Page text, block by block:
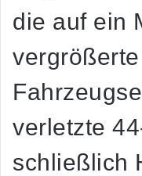
die auf ein
verletzte
schließlich